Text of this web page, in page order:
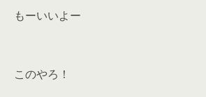
もーいいよー
このやろ！